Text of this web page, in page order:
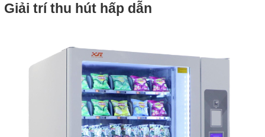
Giải trí thu hút hấp dẫn